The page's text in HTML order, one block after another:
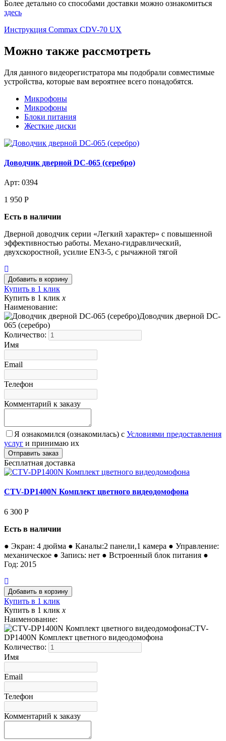
Более детально со способами доставки можно ознакомиться
здесь
Инструкция Commax CDV-70 UX
Можно также рассмотреть
Для данного видеорегистратора мы подобрали совместимые
устройства, которые вам вероятнее всего понадобятся.
Микрофоны
Микрофоны
Блоки питания
Жесткие диски
Доводчик дверной DC-065 (серебро)
Арт: 0394
1 950 Р
Есть в наличии
Дверной доводчик серии «Легкий характер» с повышенной
эффективностью работы. Механо-гидравлический,
двухскоростной, усилие EN3-5, с рычажной тягой
Купить в 1 клик
Купить в 1 клик x
Наименование:
Доводчик дверной DC-
065 (серебро)
Количество:
Имя
Email
Телефон
Комментарий к заказу
Я ознакомился (ознакомилась) с Условиями предоставления
услуг и принимаю их
Бесплатная доставка
CTV-DP1400N Комплект цветного видеодомофона
6 300 Р
Есть в наличии
● Экран: 4 дюйма ● Каналы:2 панели,1 камера ● Управление:
механическое ● Запись: нет ● Встроенный блок питания ●
Год: 2015
Купить в 1 клик
Купить в 1 клик x
Наименование:
CTV-
DP1400N Комплект цветного видеодомофона
Количество:
Имя
Email
Телефон
Комментарий к заказу